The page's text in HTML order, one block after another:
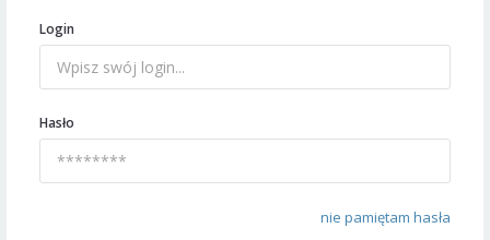
Login
Hasło
nie pamiętam hasła